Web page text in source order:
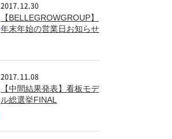
2017.12.30
【BELLEGROWGROUP】
年末年始の営業日お知らせ
2017.11.08
【中間結果発表】看板モデ
ル総選挙FINAL